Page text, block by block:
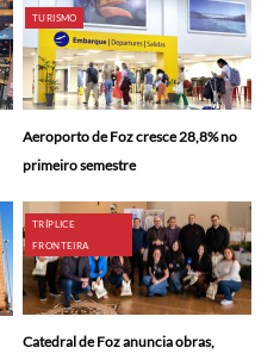
TURISMO
Aeroporto de Foz cresce 28,8% no
primeiro semestre
TRÍPLICE
FRONTEIRA
Catedral de Foz anuncia obras,